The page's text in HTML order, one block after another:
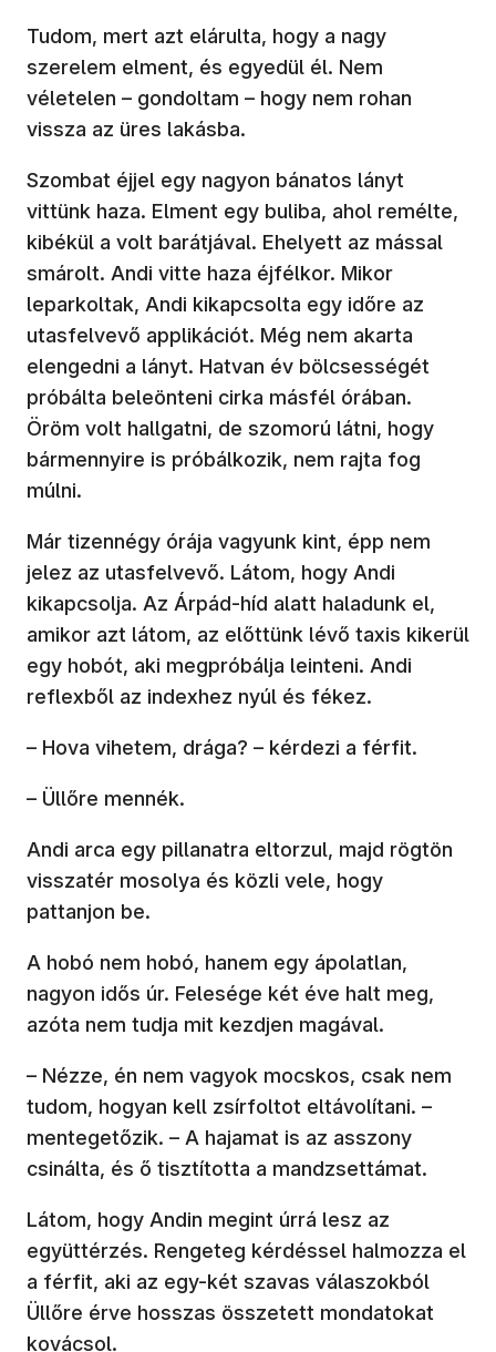
Tudom, mert azt elárulta, hogy a nagy
szerelem elment, és egyedül él. Nem
véletelen – gondoltam – hogy nem rohan
vissza az üres lakásba.
Szombat éjjel egy nagyon bánatos lányt
vittünk haza. Elment egy buliba, ahol remélte,
kibékül a volt barátjával. Ehelyett az mással
smárolt. Andi vitte haza éjfélkor. Mikor
leparkoltak, Andi kikapcsolta egy időre az
utasfelvevő applikációt. Még nem akarta
elengedni a lányt. Hatvan év bölcsességét
próbálta beleönteni cirka másfél órában.
Öröm volt hallgatni, de szomorú látni, hogy
bármennyire is próbálkozik, nem rajta fog
múlni.
Már tizennégy órája vagyunk kint, épp nem
jelez az utasfelvevő. Látom, hogy Andi
kikapcsolja. Az Árpád-híd alatt haladunk el,
amikor azt látom, az előttünk lévő taxis kikerül
egy hobót, aki megpróbálja leinteni. Andi
reflexből az indexhez nyúl és fékez.
– Hova vihetem, drága? – kérdezi a férfit.
– Üllőre mennék.
Andi arca egy pillanatra eltorzul, majd rögtön
visszatér mosolya és közli vele, hogy
pattanjon be.
A hobó nem hobó, hanem egy ápolatlan,
nagyon idős úr. Felesége két éve halt meg,
azóta nem tudja mit kezdjen magával.
– Nézze, én nem vagyok mocskos, csak nem
tudom, hogyan kell zsírfoltot eltávolítani. –
mentegetőzik. – A hajamat is az asszony
csinálta, és ő tisztította a mandzsettámat.
Látom, hogy Andin megint úrrá lesz az
együttérzés. Rengeteg kérdéssel halmozza el
a férfit, aki az egy-két szavas válaszokból
Üllőre érve hosszas összetett mondatokat
kovácsol.